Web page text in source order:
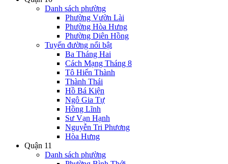
Danh sách phường
Phường Vườn Lài
Phường Hòa Hưng
Phường Diên Hồng
Tuyến đường nổi bật
Ba Tháng Hai
Cách Mạng Tháng 8
Tô Hiến Thành
Thành Thái
Hồ Bá Kiện
Ngô Gia Tự
Hồng Lĩnh
Sư Vạn Hạnh
Nguyễn Tri Phương
Hòa Hưng
Quận 11
Danh sách phường